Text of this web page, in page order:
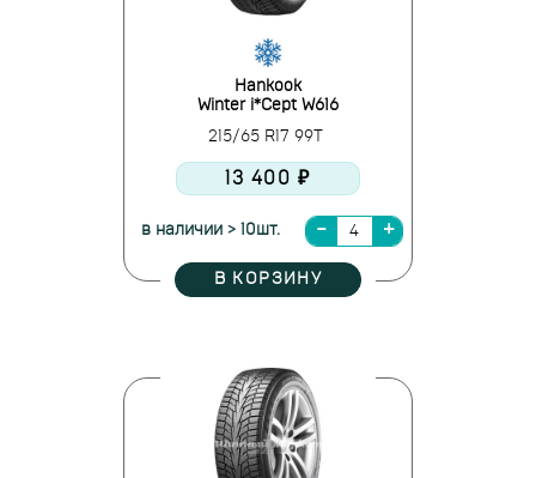
Hankook
Winter i*Cept W616
215/65 R17 99T
13 400 ₽
в наличии > 10шт.
В КОРЗИНУ